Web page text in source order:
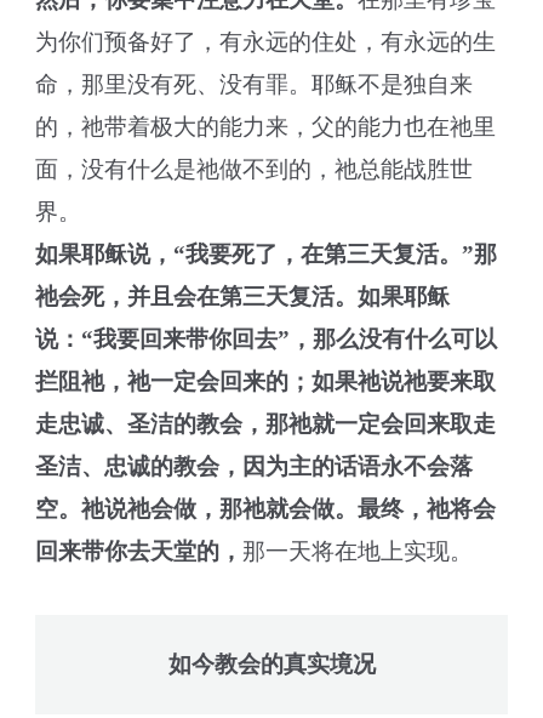
为你们预备好了，有永远的住处，有永远的生
命，那里没有死、没有罪。耶稣不是独自来
的，祂带着极大的能力来，父的能力也在祂里
面，没有什么是祂做不到的，祂总能战胜世
界。
如果耶稣说，“我要死了，在第三天复活。”那
祂会死，并且会在第三天复活。如果耶稣
说：“我要回来带你回去”，那么没有什么可以
拦阻祂，祂一定会回来的；如果祂说祂要来取
走忠诚、圣洁的教会，那祂就一定会回来取走
圣洁、忠诚的教会，因为主的话语永不会落
空。祂说祂会做，那祂就会做。最终，祂将会
回来带你去天堂的， 那一天将在地上实现。
如今教会的真实境况